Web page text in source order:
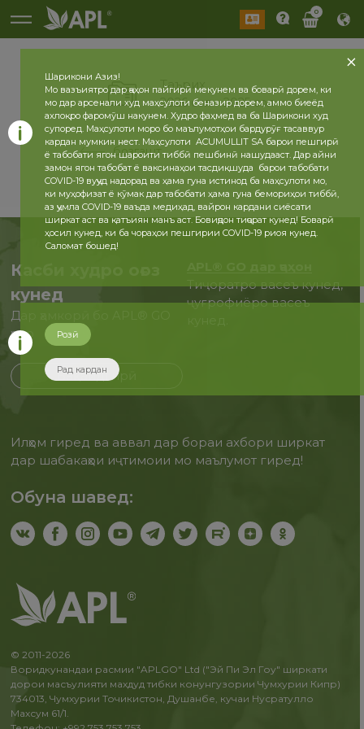
0
Таърих
2026 сол 2025 сол
бозгашт
Касби худро оғоз
кунед
Дар ҳамкорӣ бо APL® GO
ҳоло
Бақайдгирӣ
Тиҷоратро васеъ кунед,
ҷуғрофиёро васеъ
Илҳом гиред ва аввал дар бораи ахбори ширкат
дар шабакаҳои иҷтимоии мо маълумот гиред!
Обуна шавед:
© 2011-2026
Воридкунандаи расмии "APLGO" Ltd ("Эй Пи Эл Гоу" ширкати
дорои масъулияти махдуд тибки конунгузории Чумхурии Кипр)
734013, Чумхурии Точикистон, Душанбе, кучаи Нусратулло
Махсум 61/1.
Шарикони Азиз!
Мо вазъиятро дар ҷаҳон пайгирӣ мекунем ва боварӣ дорем, ки
мо дар арсенали худ маҳсулоти беназир дорем, аммо биеёд
ахлоқро фаромӯш накунем. Худро фаҳмед ва ба Шарикони худ
супоред. Маҳсулоти моро бо маълумотҳои бардурӯғ тасаввур
кардан мумкин нест. Маҳсулоти ACUMULLIT SA барои пешгирӣ
ё табобати ягон шароити тиббӣ пешбинӣ нашудааст. Дар айни
замон ягон табобат ё ваксинаҳои тасдиқшуда барои табобати
COVID-19 вуҷуд надорад ва ҳама гуна истинод ба маҳсулоти мо,
ки муҳофизат ё кӯмак дар табобати ҳама гуна бемориҳои тиббӣ,
аз ҷумла COVID-19 ваъда медиҳад, вайрон кардани сиёсати
ширкат аст ва қатъиян манъ аст. Бовиҷдон тиҷорат кунед! Боварӣ
ҳосил кунед, ки ба чораҳои пешгирии COVID-19 риоя кунед.
Саломат бошед!
Розӣ
Рад кардан